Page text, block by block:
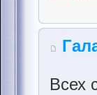
Всех